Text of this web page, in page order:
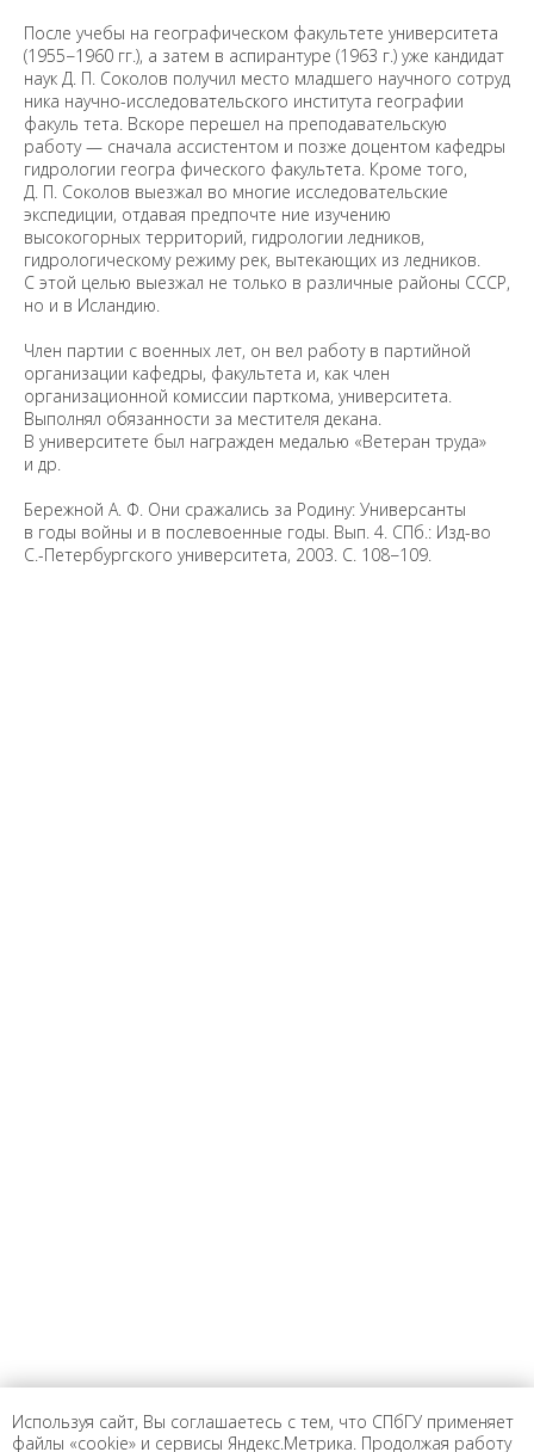
После учебы на географическом факультете университета
(1955−1960 гг.), а затем в аспирантуре (1963 г.) уже кандидат
наук Д. П. Соколов получил место младшего научного сотруд
ника научно-исследовательского института географии
факуль тета. Вскоре перешел на преподавательскую
работу — сначала ассистентом и позже доцентом кафедры
гидрологии геогра фического факультета. Кроме того,
Д. П. Соколов выезжал во многие исследовательские
экспедиции, отдавая предпочте ние изучению
высокогорных территорий, гидрологии ледников,
гидрологическому режиму рек, вытекающих из ледников.
С этой целью выезжал не только в различные районы СССР,
но и в Исландию.
Член партии с военных лет, он вел работу в партийной
организации кафедры, факультета и, как член
организационной комиссии парткома, университета.
Выполнял обязанности за местителя декана.
В университете был награжден медалью «Ветеран труда»
и др.
Бережной А. Ф. Они сражались за Родину: Универсанты
в годы войны и в послевоенные годы. Вып. 4. СПб.: Изд-во
С.-Петербургского университета, 2003. С. 108−109.
Санкт-Петербургский государственный университет©
2026
Используя сайт, Вы соглашаетесь с тем, что СПбГУ применяет
файлы «cookie» и сервисы Яндекс.Метрика. Продолжая работу